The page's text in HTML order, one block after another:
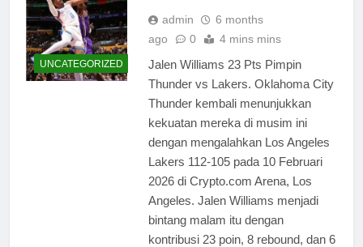
UNCATEGORIZED
admin
6 months
ago
0 4 mins mins
Jalen Williams 23 Pts Pimpin
Thunder vs Lakers. Oklahoma City
Thunder kembali menunjukkan
kekuatan mereka di musim ini
dengan mengalahkan Los Angeles
Lakers 112-105 pada 10 Februari
2026 di Crypto.com Arena, Los
Angeles. Jalen Williams menjadi
bintang malam itu dengan
kontribusi 23 poin, 8 rebound, dan 6